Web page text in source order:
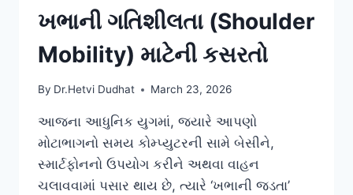
ખભાની ગતિશીલતા (Shoulder
Mobility) માટેની કસરતો
By Dr.Hetvi Dudhat March 23, 2026
આજના આધુનિક યુગમાં, જ્યારે આપણો
મોટાભાગનો સમય કોમ્પ્યુટરની સામે બેસીને,
સ્માર્ટફોનનો ઉપયોગ કરીને અથવા વાહન
ચલાવવામાં પસાર થાય છે, ત્યારે ‘ખભાની જડતા’